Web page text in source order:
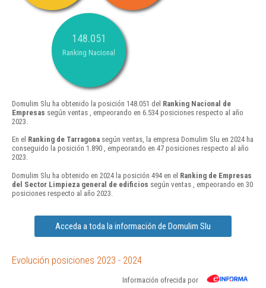
148.051
Ranking Nacional
Domulim Slu ha obtenido la posición 148.051 del Ranking Nacional de
Empresas según ventas , empeorando en 6.534 posiciones respecto al año
2023.
En el Ranking de Tarragona según ventas, la empresa Domulim Slu en 2024 ha
conseguido la posición 1.890 , empeorando en 47 posiciones respecto al año
2023.
Domulim Slu ha obtenido en 2024 la posición 494 en el Ranking de Empresas
del Sector Limpieza general de edificios según ventas , empeorando en 30
posiciones respecto al año 2023.
Acceda a toda la información de Domulim Slu
Evolución posiciones 2023 - 2024
Información ofrecida por